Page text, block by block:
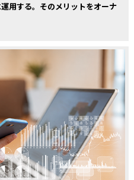
用する。そのメリットをオーナ